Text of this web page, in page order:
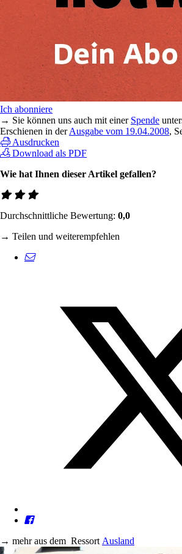
Ich abonniere
→ Sie können uns auch mit einer Spende
Erschienen in derAusgabe vom 19.04.2008,
Ausdrucken
Download als PDF
Wie hat Ihnen dieser Artikel gefallen?
Durchschnittliche Bewertung: 0,0
→ Teilen und weiterempfehlen
→ mehr aus dem Ressort Ausland